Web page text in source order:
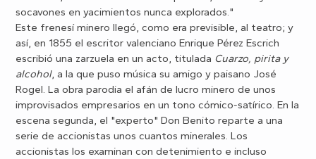
socavones en yacimientos nunca explorados."
Este frenesí minero llegó, como era previsible, al teatro; y
así, en 1855 el escritor valenciano Enrique Pérez Escrich
escribió una zarzuela en un acto, titulada Cuarzo, pirita y
alcohol, a la que puso música su amigo y paisano José
Rogel. La obra parodia el afán de lucro minero de unos
improvisados empresarios en un tono cómico-satírico. En la
escena segunda, el "experto" Don Benito reparte a una
serie de accionistas unos cuantos minerales. Los
accionistas los examinan con detenimiento e incluso